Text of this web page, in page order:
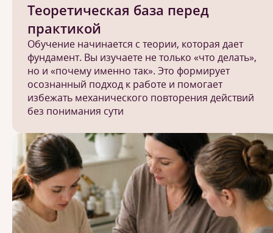
Теоретическая база перед
практикой
Обучение начинается с теории, которая дает
фундамент. Вы изучаете не только «что делать»,
но и «почему именно так». Это формирует
осознанный подход к работе и помогает
избежать механического повторения действий
без понимания сути